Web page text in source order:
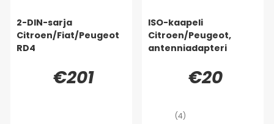
2-DIN-sarja
Citroen/Fiat/Peugeot
RD4
€201
ISO-kaapeli
Citroen/Peugeot,
antenniadapteri
€20
(4)